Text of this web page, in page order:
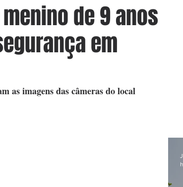
de 9 anos
em
as imagens das câmeras do local